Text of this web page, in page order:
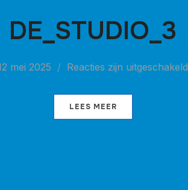
DE_STUDIO_3
mei 2025 Reacties zijn uitgeschakeld
LEES MEER